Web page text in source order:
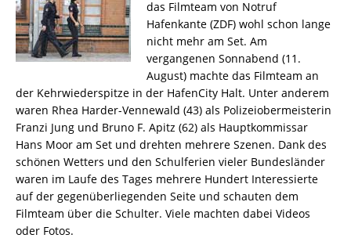
das Filmteam von Notruf
Hafenkante (ZDF) wohl schon lange
nicht mehr am Set. Am
vergangenen Sonnabend (11.
August) machte das Filmteam an
der Kehrwiederspitze in der HafenCity Halt. Unter anderem
waren Rhea Harder-Vennewald (43) als Polizeiobermeisterin
Franzi Jung und Bruno F. Apitz (62) als Hauptkommissar
Hans Moor am Set und drehten mehrere Szenen. Dank des
schönen Wetters und den Schulferien vieler Bundesländer
waren im Laufe des Tages mehrere Hundert Interessierte
auf der gegenüberliegenden Seite und schauten dem
Filmteam über die Schulter. Viele machten dabei Videos
oder Fotos.